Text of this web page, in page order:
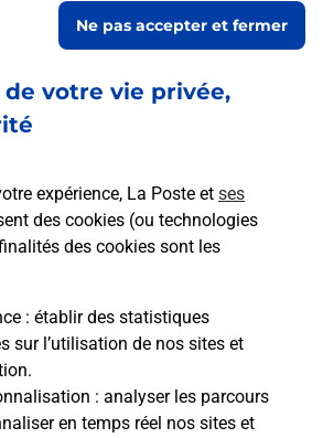
votre vie privée,
expérience, La Poste et ses
des cookies (ou technologies
des cookies sont les
: établir des statistiques
sur l’utilisation de nos sites et
: analyser les parcours
en temps réel nos sites et
Ne pas accepter et fermer
un autre point de contact
La Poste Mobile ?